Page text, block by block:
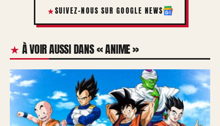
SUIVEZ-NOUS SUR GOOGLE NEWS
À VOIR AUSSI DANS « ANIME »